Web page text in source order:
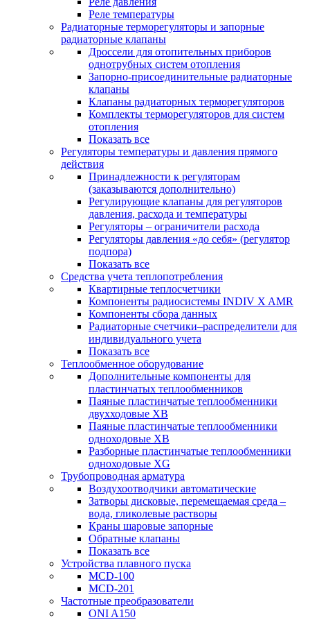
Реле температуры
Радиаторные терморегуляторы и запорные
радиаторные клапаны
Дроссели для отопительных приборов
однотрубных систем отопления
Запорно-присоединительные радиаторные
клапаны
Клапаны радиаторных терморегуляторов
Комплекты терморегуляторов для систем
отопления
Показать все
Регуляторы температуры и давления прямого
действия
Принадлежности к регуляторам
(заказываются дополнительно)
Регулирующие клапаны для регуляторов
давления, расхода и температуры
Регуляторы – ограничители расхода
Регуляторы давления «до себя» (регулятор
подпора)
Показать все
Средства учета теплопотребления
Квартирные теплосчетчики
Компоненты радиосистемы INDIV X AMR
Компоненты сбора данных
Радиаторные счетчики–распределители для
индивидуального учета
Показать все
Теплообменное оборудование
Дополнительные компоненты для
пластинчатых теплообменников
Паяные пластинчатые теплообменники
двухходовые XB
Паяные пластинчатые теплообменники
одноходовые ХВ
Разборные пластинчатые теплообменники
одноходовые ХG
Трубопроводная арматура
Воздухоотводчики автоматические
Затворы дисковые, перемещаемая среда –
вода, гликолевые растворы
Краны шаровые запорные
Обратные клапаны
Показать все
Устройства плавного пуска
MCD-100
MCD-201
Частотные преобразователи
ONI A150